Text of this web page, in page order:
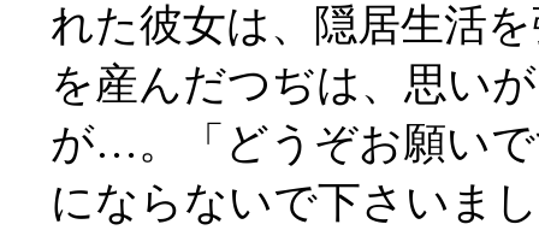
れた彼女は、隠居生活
を産んだつぢは、思い
が…。「どうぞお願い
にならないで下さいま